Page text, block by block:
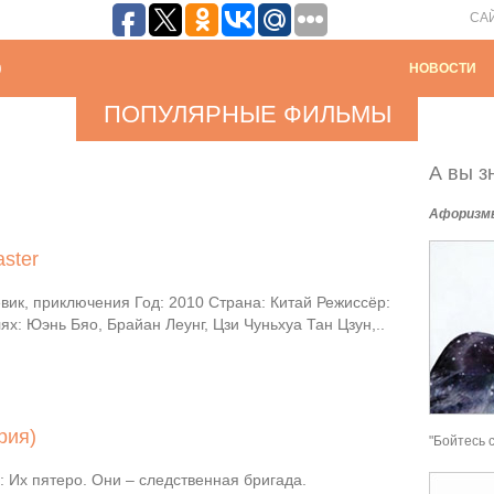
НОВОСТИ
ПОПУЛЯРНЫЕ ФИЛЬМЫ
приключения Год: 2010 Страна: Китай Режиссёр:
Юэнь Бяо, Брайан Леунг, Цзи Чуньхуа Тан Цзун,..
пятеро. Они – следственная бригада.
А вы
"Бойтесь